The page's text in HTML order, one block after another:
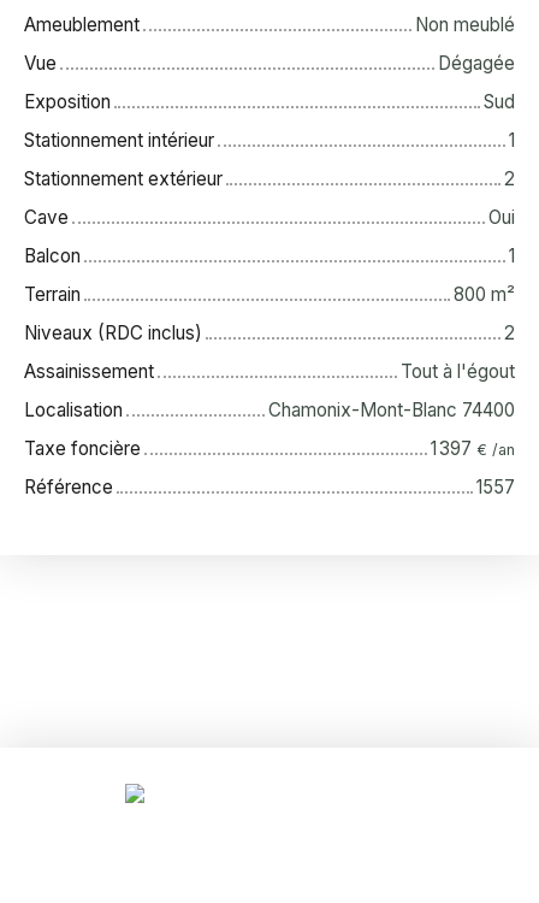
Ameublement
Non meublé
Vue
Dégagée
Exposition
Sud
Stationnement intérieur
1
Stationnement extérieur
2
Cave
Oui
Balcon
1
Terrain
800 m²
Niveaux (RDC inclus)
2
Assainissement
Tout à l'égout
Localisation
Chamonix-Mont-Blanc 74400
Taxe foncière
1 397 € /an
Référence 1557